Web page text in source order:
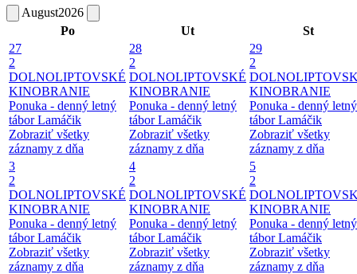
August2026
Po
Ut
St
27
2
DOLNOLIPTOVSKÉ
KINOBRANIE
Ponuka - denný letný
tábor Lamáčik
Zobraziť všetky
záznamy z dňa
28
2
DOLNOLIPTOVSKÉ
KINOBRANIE
Ponuka - denný letný
tábor Lamáčik
Zobraziť všetky
záznamy z dňa
29
2
KINOBRANIE
Ponuka - denný letný
tábor Lamáčik
Zobraziť všetky
záznamy z dňa
3
2
DOLNOLIPTOVSKÉ
KINOBRANIE
Ponuka - denný letný
tábor Lamáčik
Zobraziť všetky
záznamy z dňa
4
2
DOLNOLIPTOVSKÉ
KINOBRANIE
Ponuka - denný letný
tábor Lamáčik
Zobraziť všetky
záznamy z dňa
5
2
KINOBRANIE
Ponuka - denný letný
tábor Lamáčik
Zobraziť všetky
záznamy z dňa